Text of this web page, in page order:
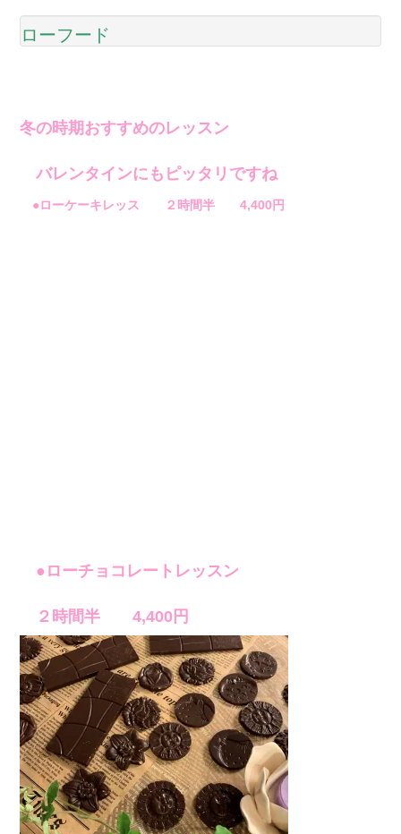
ローフード
冬の時期おすすめのレッスン
バレンタインにもピッタリですね
●ローケーキレッス ２時間半 4,400円